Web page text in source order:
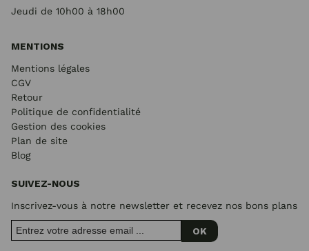
Jeudi de 10h00 à 18h00
MENTIONS
Mentions légales
CGV
Retour
Politique de confidentialité
Gestion des cookies
Plan de site
Blog
SUIVEZ-NOUS
Inscrivez-vous à notre newsletter et recevez nos bons plans
OK